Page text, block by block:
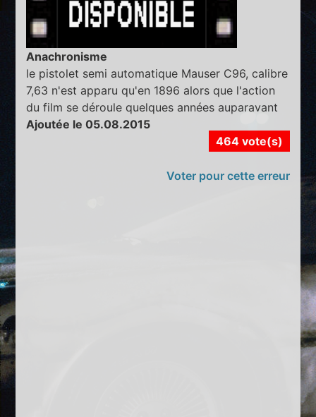
Anachronisme
le pistolet semi automatique Mauser C96, calibre
7,63 n'est apparu qu'en 1896 alors que l'action
du film se déroule quelques années auparavant
Ajoutée le 05.08.2015
464 vote(s)
Voter pour cette erreur